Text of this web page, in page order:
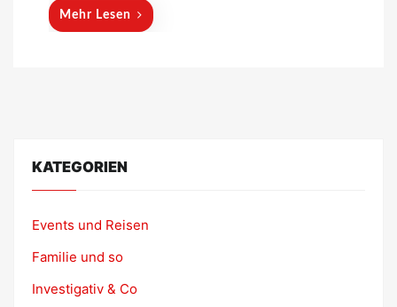
Mehr Lesen
KATEGORIEN
Events und Reisen
Familie und so
Investigativ & Co